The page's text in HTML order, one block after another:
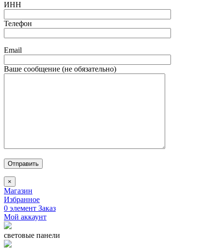
ИНН
Телефон
Email
Ваше сообщение (не обязательно)
Отправить
×
Магазин
Избранное
0 элемент Заказ
Мой аккаунт
световые панели